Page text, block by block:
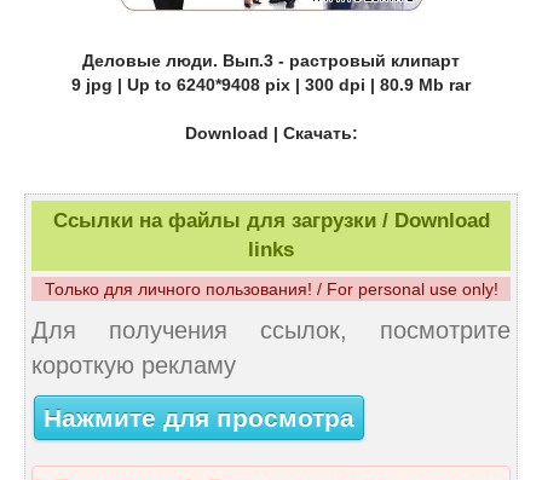
Деловые люди. Вып.3 - растровый клипарт
9 jpg | Up to 6240*9408 pix | 300 dpi | 80.9 Mb rar
Download | Скачать:
Ссылки на файлы для загрузки / Download
links
Только для личного пользования! / For personal use only!
Для получения ссылок, посмотрите
короткую рекламу
Нажмите для просмотра